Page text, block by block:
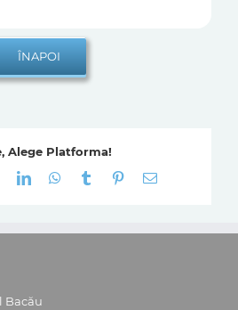
Alege Platforma!
LinkedInWhatsApp
Tumblr Pinterest
E-
Bacău